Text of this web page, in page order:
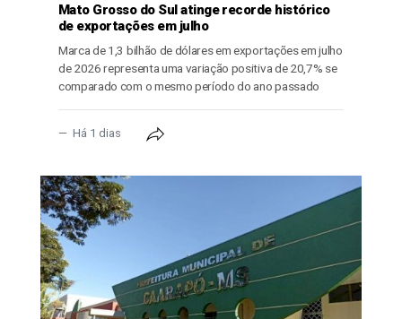
Mato Grosso do Sul atinge recorde histórico
de exportações em julho
Marca de 1,3 bilhão de dólares em exportações em julho
de 2026 representa uma variação positiva de 20,7% se
comparado com o mesmo período do ano passado
Há 1 dias